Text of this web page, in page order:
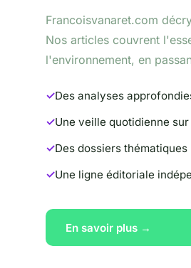
Francoisvanaret.com
Nos articles couvrent
l'environnement, en
Des analyses
Une veille quotidienne
Des dossiers
Une ligne éditoriale
En savoir plus →